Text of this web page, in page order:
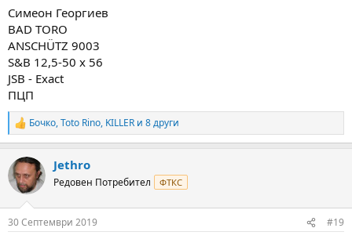
Симеон Георгиев
BAD TORO
ANSCHÜTZ 9003
S&B 12,5-50 x 56
JSB - Exact
ПЦП
R
e
c
t
i
s
Бочко,Toto Rino, KILLER и 8 други
Jethro
Редовен Потребител ФТКС
30 Септември 2019 #19